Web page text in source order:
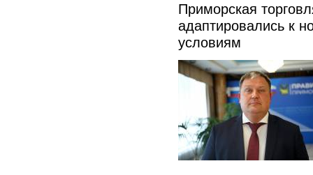
Приморская
адаптировались к
условиям